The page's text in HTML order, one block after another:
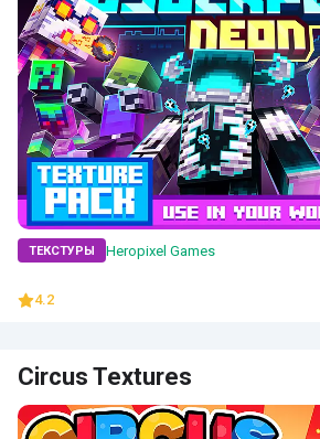
ТЕКСТУРЫ Heropixel Games
4.2
Circus Textures